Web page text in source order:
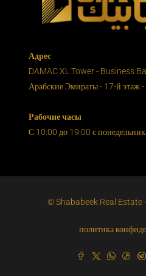
Адрес
DAMAC XL Tower - Business
Арабские Эмираты - 17-й этаж
Рабочие часы
С 10:00 до 19:00 с
© Shababeek Real Estate
политика